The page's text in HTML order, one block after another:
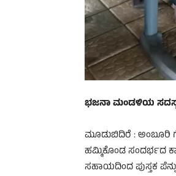
ಭಜನಾ ಮಂಡಳಿಯ
ಮೂಡುಬಿದಿರೆ : ಅಂಬೂರಿ
ಹಮ್ಮಿಕೊಂಡ ಸಂದರ್ಭದ
ಸಹಾಯದಿಂದ ಪುಸ್ತಕ